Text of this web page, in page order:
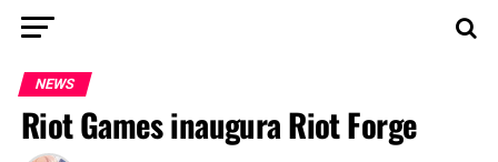
NEWS
Riot Games inaugura Riot Forge